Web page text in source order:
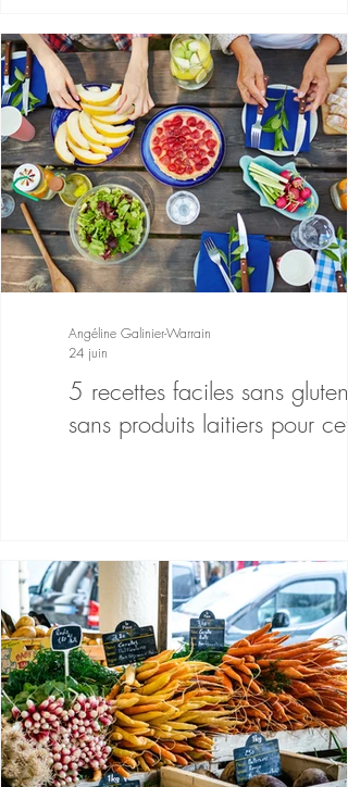
5 recettes faciles sans gluten
sans produits laitiers pour cet
Angéline Galinier-Warrain
24 juin